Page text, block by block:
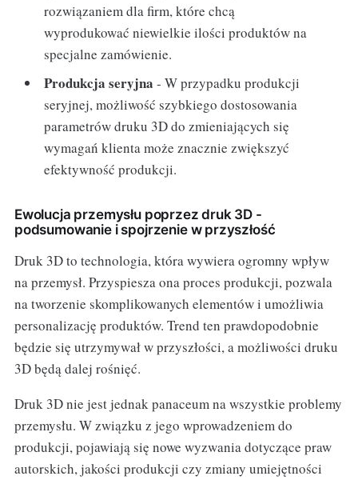
rozwiązaniem dla firm, które chcą
wyprodukować niewielkie ilości produktów na
specjalne zamówienie.
Produkcja seryjna - W przypadku produkcji
seryjnej, możliwość szybkiego dostosowania
parametrów druku 3D do zmieniających się
wymagań klienta może znacznie zwiększyć
efektywność produkcji.
Ewolucja przemysłu poprzez druk 3D -
podsumowanie i spojrzenie w przyszłość
Druk 3D to technologia, która wywiera ogromny wpływ
na przemysł. Przyspiesza ona proces produkcji, pozwala
na tworzenie skomplikowanych elementów i umożliwia
personalizację produktów. Trend ten prawdopodobnie
będzie się utrzymywał w przyszłości, a możliwości druku
3D będą dalej rośnięć.
Druk 3D nie jest jednak panaceum na wszystkie problemy
przemysłu. W związku z jego wprowadzeniem do
produkcji, pojawiają się nowe wyzwania dotyczące praw
autorskich, jakości produkcji czy zmiany umiejętności